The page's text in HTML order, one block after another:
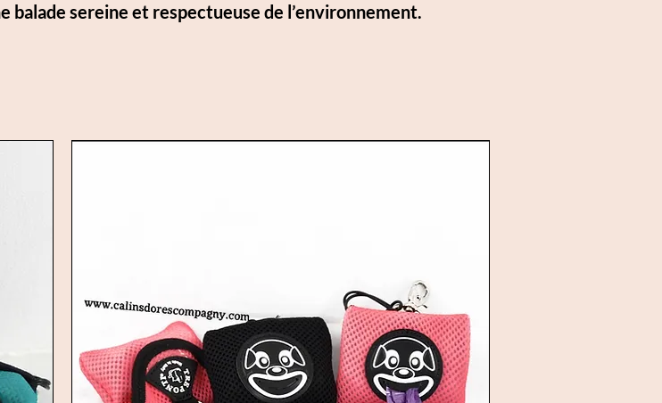
balade sereine et respectueuse de l’environnement.